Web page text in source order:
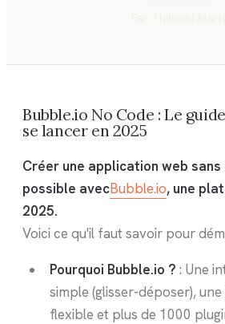
Bubble.io No Code : Le
se lancer en 2025
Créer une application web
possible avecBubble.io, une
2025.
Voici ce qu'il faut savoir pour
Pourquoi Bubble.io ? : Une
simple (glisser-déposer),
flexible et plus de 1000